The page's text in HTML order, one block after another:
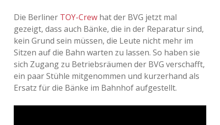
Adventskalender 2017
Adventskalender 2018
Adventskalender 2019
Die Berliner TOY-Crew hat der BVG jetzt mal
gezeigt, dass auch Bänke, die in der Reparatur sind,
kein Grund sein müssen, die Leute nicht mehr im
Sitzen auf die Bahn warten zu lassen. So haben sie
sich Zugang zu Betriebsräumen der BVG verschafft,
ein paar Stühle mitgenommen und kurzerhand als
Ersatz für die Bänke im Bahnhof aufgestellt.